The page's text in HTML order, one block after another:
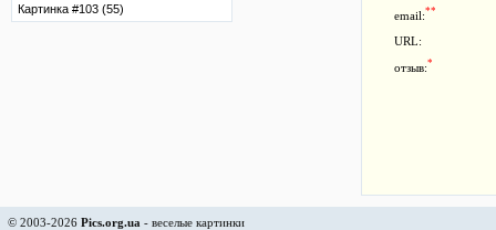
Картинка #103 (55)
email:**
URL:
отзыв:*
© 2003-2026 Pics.org.ua - веселые картинки